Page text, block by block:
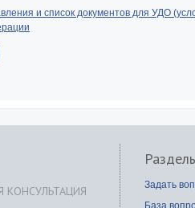
и список документов для УДО
КОНСУЛЬТАЦИЯ
Задать
База